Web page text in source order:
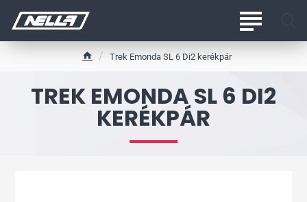
TREK EMONDA SL 6 DI2
KERÉKPÁR
Trek Emonda SL 6 Di2 kerékpár